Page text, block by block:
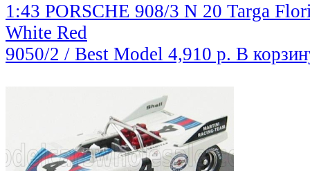
1:43 PORSCHE 908/3 N 20 Targa
White Red
9050/2 / Best Model 4,910 р. В